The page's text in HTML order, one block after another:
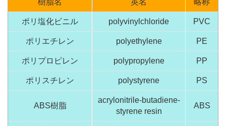
樹脂名 英名 略称
ポリ塩化ビニル polyvinylchloride PVC
ポリエチレン polyethylene PE
ポリプロピレン polypropylene PP
ポリスチレン polystyrene PS
ABS樹脂
acrylonitrile-butadiene-
styrene resin
ABS